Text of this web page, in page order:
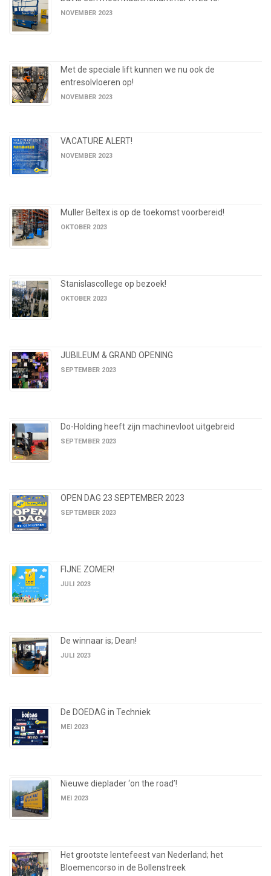
NOVEMBER 2023
Met de speciale lift kunnen we nu ook de
entresolvloeren op!
NOVEMBER 2023
VACATURE ALERT!
NOVEMBER 2023
Muller Beltex is op de toekomst voorbereid!
OKTOBER 2023
Stanislascollege op bezoek!
OKTOBER 2023
JUBILEUM & GRAND OPENING
SEPTEMBER 2023
Do-Holding heeft zijn machinevloot uitgebreid
SEPTEMBER 2023
OPEN DAG 23 SEPTEMBER 2023
SEPTEMBER 2023
FIJNE ZOMER!
JULI 2023
De winnaar is; Dean!
JULI 2023
De DOEDAG in Techniek
MEI 2023
Nieuwe dieplader ‘on the road’!
MEI 2023
Het grootste lentefeest van Nederland; het
Bloemencorso in de Bollenstreek